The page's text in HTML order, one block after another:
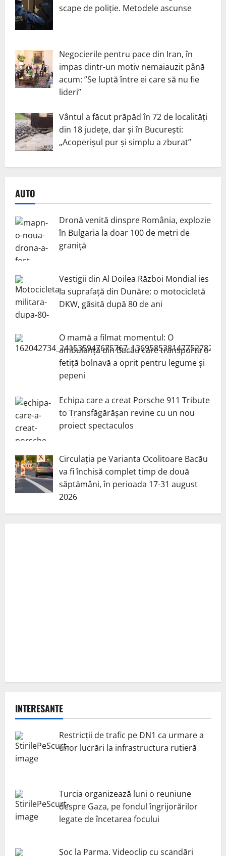
scape de poliție. Metodele ascunse
Negocierile pentru pace din Iran, în
impas dintr-un motiv nemaiauzit până
acum: ”Se luptă între ei care să nu fie
lideri”
Vântul a făcut prăpăd în 72 de localități
din 18 județe, dar și în București:
„Acoperișul pur și simplu a zburat”
AUTO
Dronă venită dinspre România, explozie
în Bulgaria la doar 100 de metri de
graniță
Vestigii din Al Doilea Război Mondial ies
la suprafață din Dunăre: o motocicletă
DKW, găsită după 80 de ani
O mamă a filmat momentul: O
ambulanță din Bacău care transporta o
fetiță bolnavă a oprit pentru legume și
pepeni
Echipa care a creat Porsche 911 Tribute
to Transfăgărășan revine cu un nou
proiect spectaculos
Circulația pe Varianta Ocolitoare Bacău
va fi închisă complet timp de două
săptămâni, în perioada 17-31 august
2026
INTERESANTE
Restricții de trafic pe DN1 ca urmare a
unor lucrări la infrastructura rutieră
Turcia organizează luni o reuniune
despre Gaza, pe fondul îngrijorărilor
legate de încetarea focului
Șoc la Parma. Videoclip cu scandări